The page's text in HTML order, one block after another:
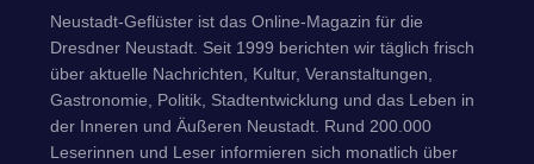
Neustadt-Geflüster ist das Online-Magazin für die
Dresdner Neustadt. Seit 1999 berichten wir täglich frisch
über aktuelle Nachrichten, Kultur, Veranstaltungen,
Gastronomie, Politik, Stadtentwicklung und das Leben in
der Inneren und Äußeren Neustadt. Rund 200.000
Leserinnen und Leser informieren sich monatlich über